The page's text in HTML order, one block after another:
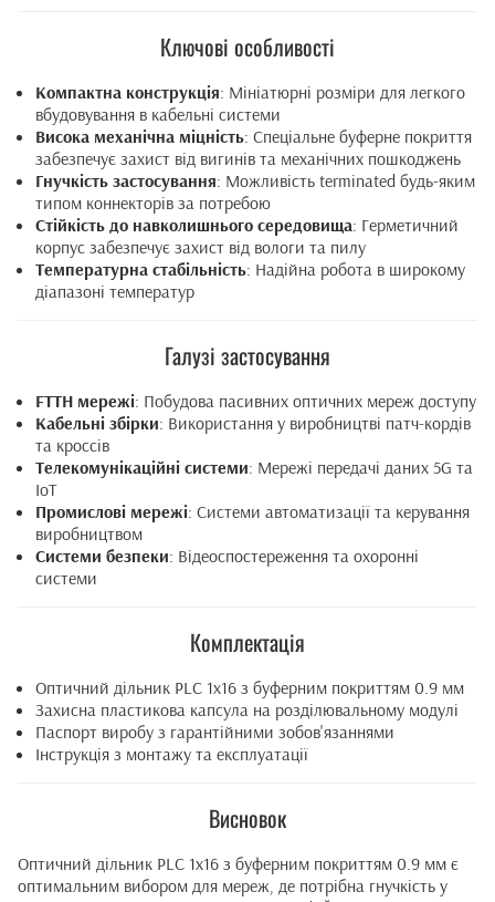
Ключові особливості
Компактна конструкція: Мініатюрні розміри для легкого
вбудовування в кабельні системи
Висока механічна міцність: Спеціальне буферне покриття
забезпечує захист від вигинів та механічних пошкоджень
Гнучкість застосування: Можливість terminated будь-яким
типом коннекторів за потребою
Стійкість до навколишнього середовища: Герметичний
корпус забезпечує захист від вологи та пилу
Температурна стабільність: Надійна робота в широкому
діапазоні температур
Галузі застосування
FTTH мережі: Побудова пасивних оптичних мереж доступу
Кабельні збірки: Використання у виробництві патч-кордів
та кроссів
Телекомунікаційні системи: Мережі передачі даних 5G та
IoT
Промислові мережі: Системи автоматизації та керування
виробництвом
Системи безпеки: Відеоспостереження та охоронні
системи
Комплектація
Оптичний дільник PLC 1x16 з буферним покриттям 0.9 мм
Захисна пластикова капсула на розділювальному модулі
Паспорт виробу з гарантійними зобов'язаннями
Інструкція з монтажу та експлуатації
Висновок
Оптичний дільник PLC 1x16 з буферним покриттям 0.9 мм є
оптимальним вибором для мереж, де потрібна гнучкість у